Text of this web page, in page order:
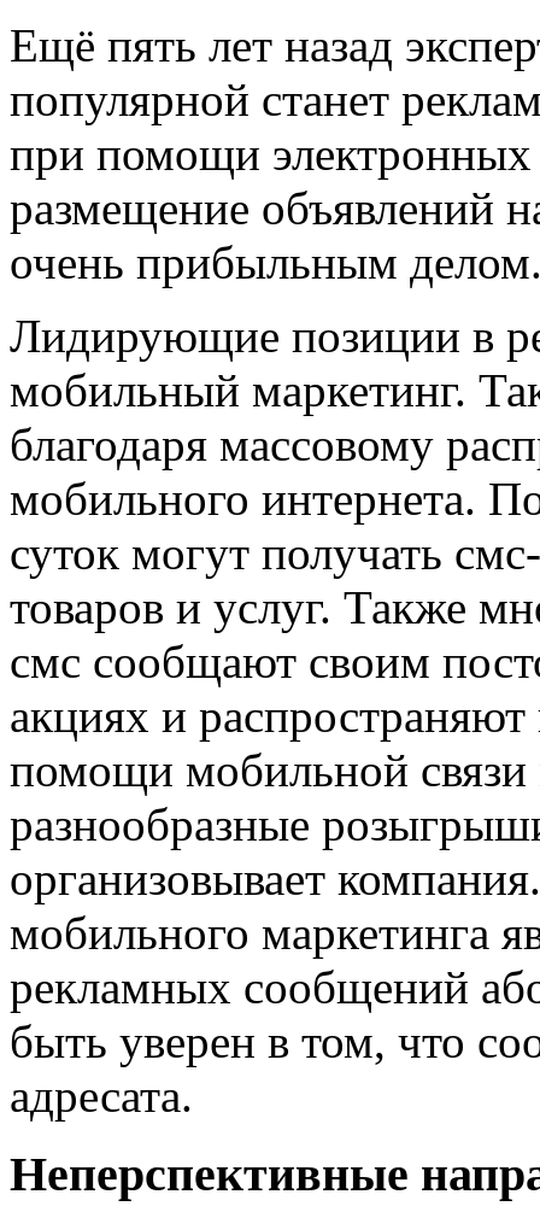
Ещё пять лет назад
популярной станет
при помощи
размещение объявлений
очень прибыльным
Лидирующие позиции в
мобильный маркетинг.
благодаря массовому
мобильного интернета.
суток могут получать
товаров и услуг. Также
смс сообщают своим
акциях и
помощи мобильной связи
разнообразные
организовывает
мобильного маркетинга
рекламных сообщений
быть уверен в том, что
адресата.
Неперспективные